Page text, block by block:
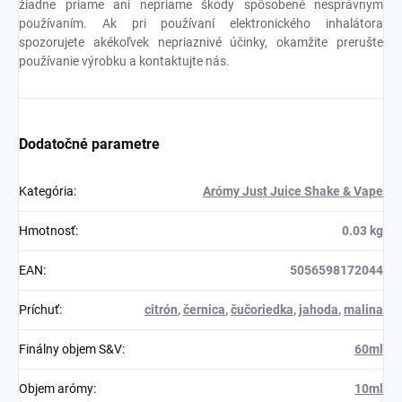
žiadne priame ani nepriame škody spôsobené nesprávnym
používaním. Ak pri používaní elektronického inhalátora
spozorujete akékoľvek nepriaznivé účinky, okamžite prerušte
používanie výrobku a kontaktujte nás.
Dodatočné parametre
Kategória: Arómy Just Juice Shake & Vape
Hmotnosť: 0.03 kg
EAN: 5056598172044
Príchuť: citrón,černica,čučoriedka, jahoda,malina
Finálny objem S&V: 60ml
Objem arómy: 10ml